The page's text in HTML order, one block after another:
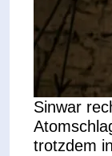
Sinwar
trotzdem